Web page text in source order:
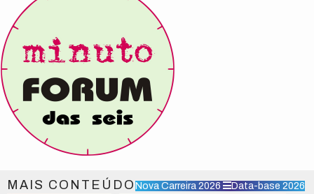
MAIS CONTEÚDO Nova Carreira 2026
Data-base 2026